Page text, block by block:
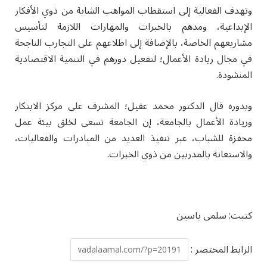
وتهدف الفعالية إلى استقطاب المواهب الشابة من ذوي الأفكار
الإبداعية، ومدهم بالخبرات والمهارات اللازمة لتأسيس
مشاريعهم الخاصة، بالإضافة إلى اطلاعهم على التجارب الناجحة
في مجال ريادة الأعمال؛ لتفعيل دورهم في التنمية الاقتصادية
المنشودة.
وبدوره قال الدكتور محمد عقيل؛ المشرف على مركز الابتكار
وريادة الأعمال بالجامعة، إن الجامعة تسعى لخلق بيئة عمل
محفزة للشباب، عبر تنفيذ العديد من المبادرات والفعاليات،
والاستعانة بالمدربين من ذوي الخبرات.
كتبت: سلمى ياسين
الرابط المختصر :